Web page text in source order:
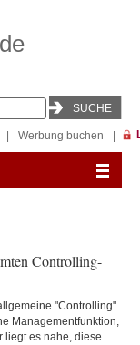
Werbung buchen
Controlling-
"Controlling"
Managementfunktion,
liegt es nahe, diese